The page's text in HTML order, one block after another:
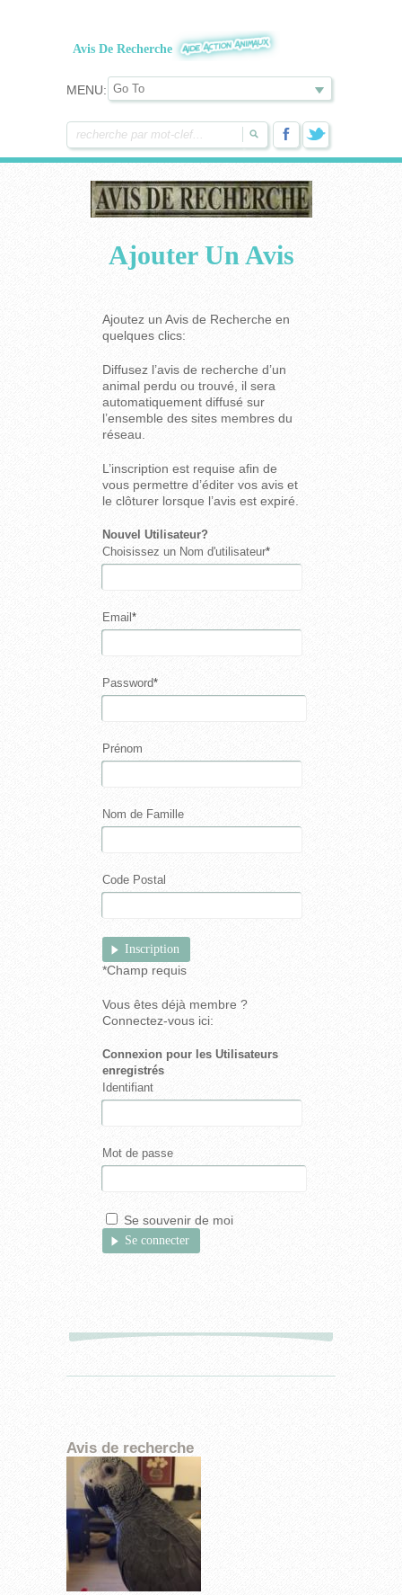
Avis De Recherche
MENU:
Ajouter Un Avis
Ajoutez un Avis de Recherche en
quelques clics:
Diffusez l’avis de recherche d’un
animal perdu ou trouvé, il sera
automatiquement diffusé sur
l’ensemble des sites membres du
réseau.
L’inscription est requise afin de
vous permettre d’éditer vos avis et
le clôturer lorsque l’avis est expiré.
Nouvel Utilisateur?
Choisissez un Nom d'utilisateur*
Email*
Password*
Prénom
Nom de Famille
Code Postal
*Champ requis
Vous êtes déjà membre ?
Connectez-vous ici:
Connexion pour les Utilisateurs
enregistrés
Identifiant
Mot de passe
Se souvenir de moi